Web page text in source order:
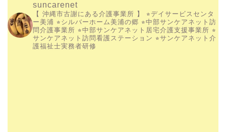
suncarenet
【 沖縄市古謝にある介護事業所 】
⭐︎デイサービスセンタ
ー美浦 ⭐︎シルバーホーム美浦の郷 ⭐︎中部サンケアネット訪
問介護事業所 ⭐︎中部サンケアネット居宅介護支援事業所 ⭐︎
サンケアネット訪問看護ステーション ⭐︎サンケアネット介
護福祉士実務者研修